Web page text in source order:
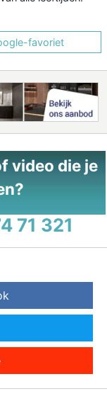
favoriet
video die je
71 321